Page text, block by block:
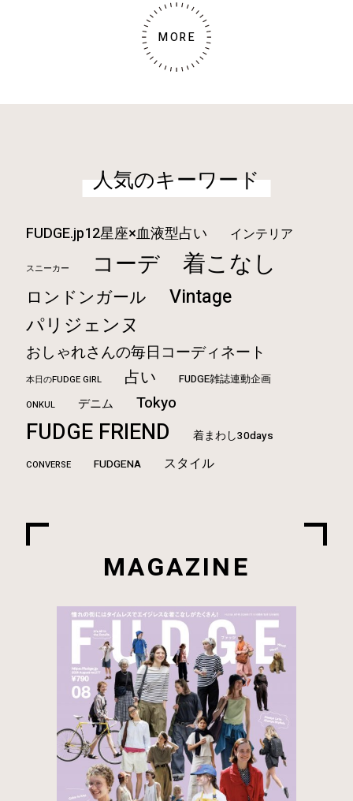
MORE
人気のキーワード
FUDGE.jp12星座×血液型占い インテリア
スニーカー コーデ 着こなし
ロンドンガール Vintage
パリジェンヌ
おしゃれさんの毎日コーディネート
本日のFUDGE GIRL 占い FUDGE雑誌連動企画
ONKUL デニム Tokyo
FUDGE FRIEND 着まわし30days
CONVERSE FUDGENA スタイル
MAGAZINE